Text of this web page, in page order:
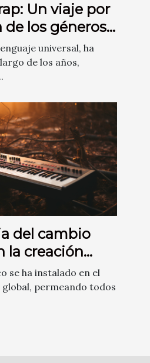
Un viaje por
de los géneros
universal, ha
de los años,
del cambio
la creación
se ha instalado en el
permeando todos